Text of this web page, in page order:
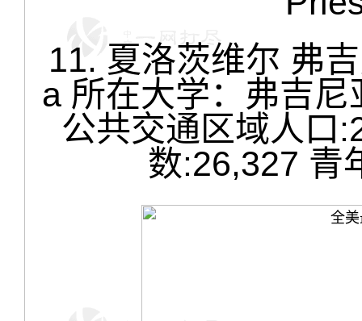
11. 夏洛茨维尔 弗
a 所在大学：弗吉
公共交通区域人口
数:26,327 青